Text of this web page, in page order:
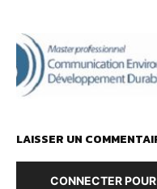
LAISSER UN
CONNECTER